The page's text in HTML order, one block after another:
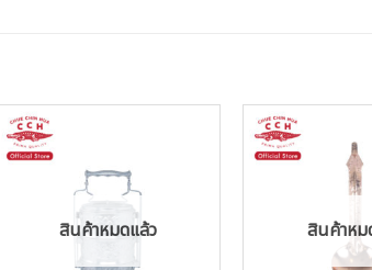
สินค้าหมดแล้ว สินค้าหม